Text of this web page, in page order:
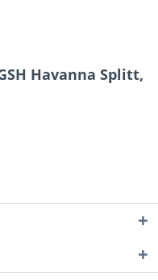
Havanna Splitt,